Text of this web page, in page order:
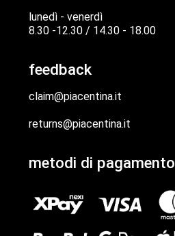
lunedì - venerdì
8.30 -12.30 / 14.30 - 18.00
feedback
claim@piacentina.it
returns@piacentina.it
metodi di pagamento